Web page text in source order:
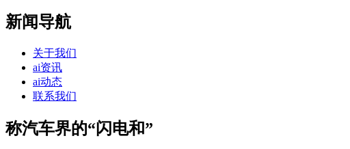
新闻导航
关于我们
ai资讯
ai动态
联系我们
称汽车界的“闪电和”